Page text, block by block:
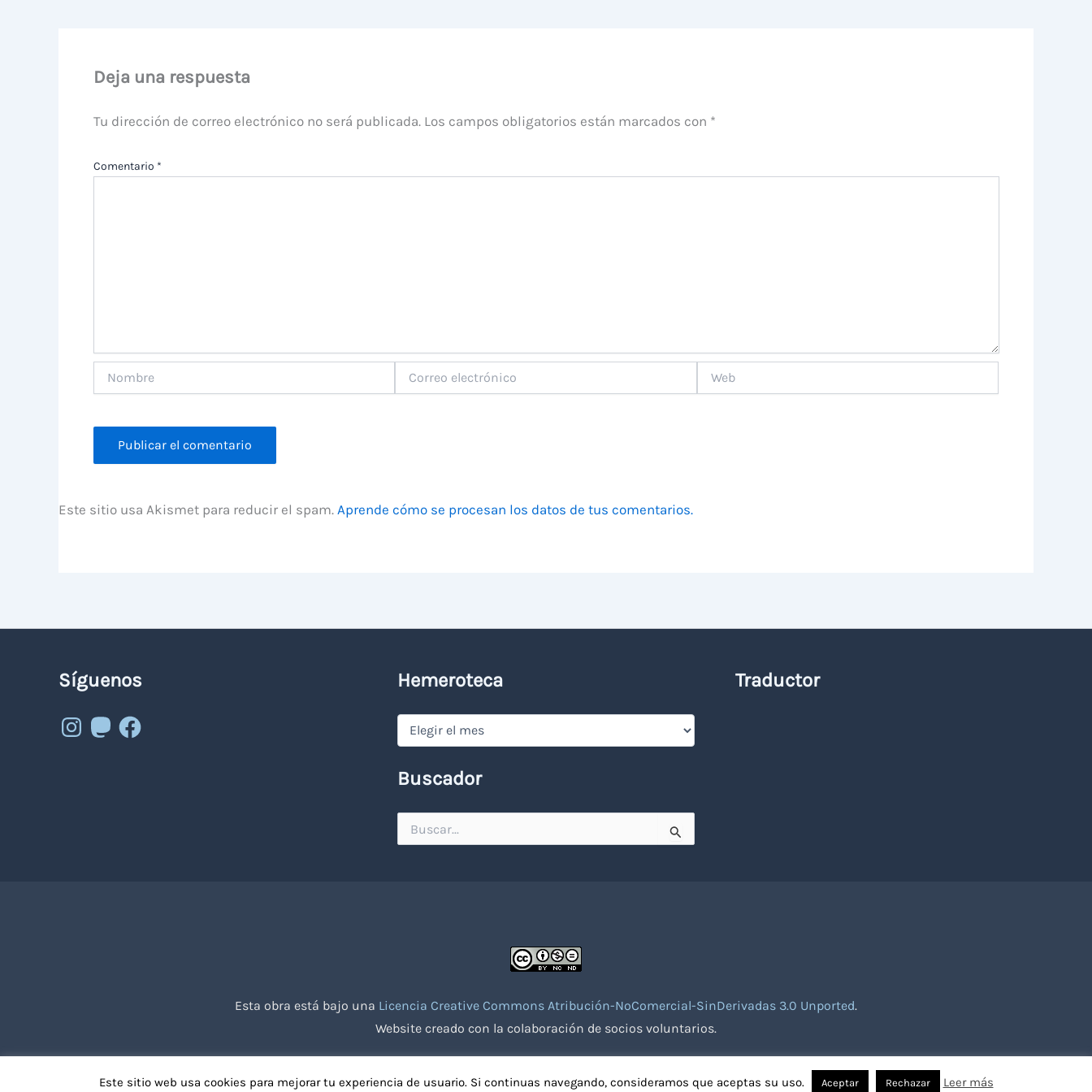
Deja una respuesta
Tu dirección de correo electrónico no será publicada. Los campos obligatorios están marcados con *
Comentario *
electrónico
Este sitio usa Akismet para reducir el spam. Aprende cómo se procesan los datos de tus comentarios.
Síguenos
Instagram
MastodonFacebook
Hemeroteca
Hemeroteca
Buscador
por:
Traductor
Esta obra está bajo una Licencia Creative Commons Atribución-NoComercial-SinDerivadas 3.0 Unported.
Website creado con la colaboración de socios voluntarios.
Este sitio web usa cookies para mejorar tu experiencia de usuario. Si continuas navegando, consideramos que aceptas su uso. Aceptar Rechazar Leer más